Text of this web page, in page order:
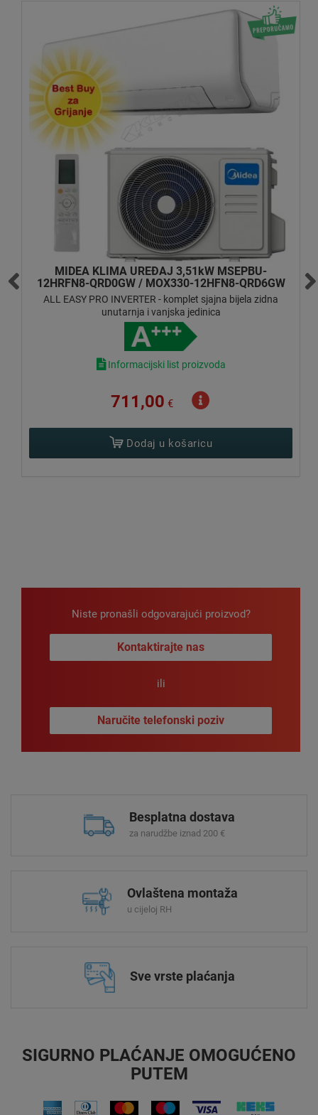
AZURI KLIMA UREĐAJ 3,5kW AZI-WO35VB
SUPRA INVERTER - komplet mat antracit (crna) zidna
unutarnja i vanjska jedinica
Informacijski list proizvoda
Dodaj u košaricu
Niste pronašli odgovarajući proizvod?
Kontaktirajte nas
ili
Naručite telefonski poziv
Besplatna dostava
za narudžbe iznad 200 €
Ovlaštena montaža
u cijeloj RH
Sve vrste plaćanja
SIGURNO PLAĆANJE OMOGUĆENO
PUTEM